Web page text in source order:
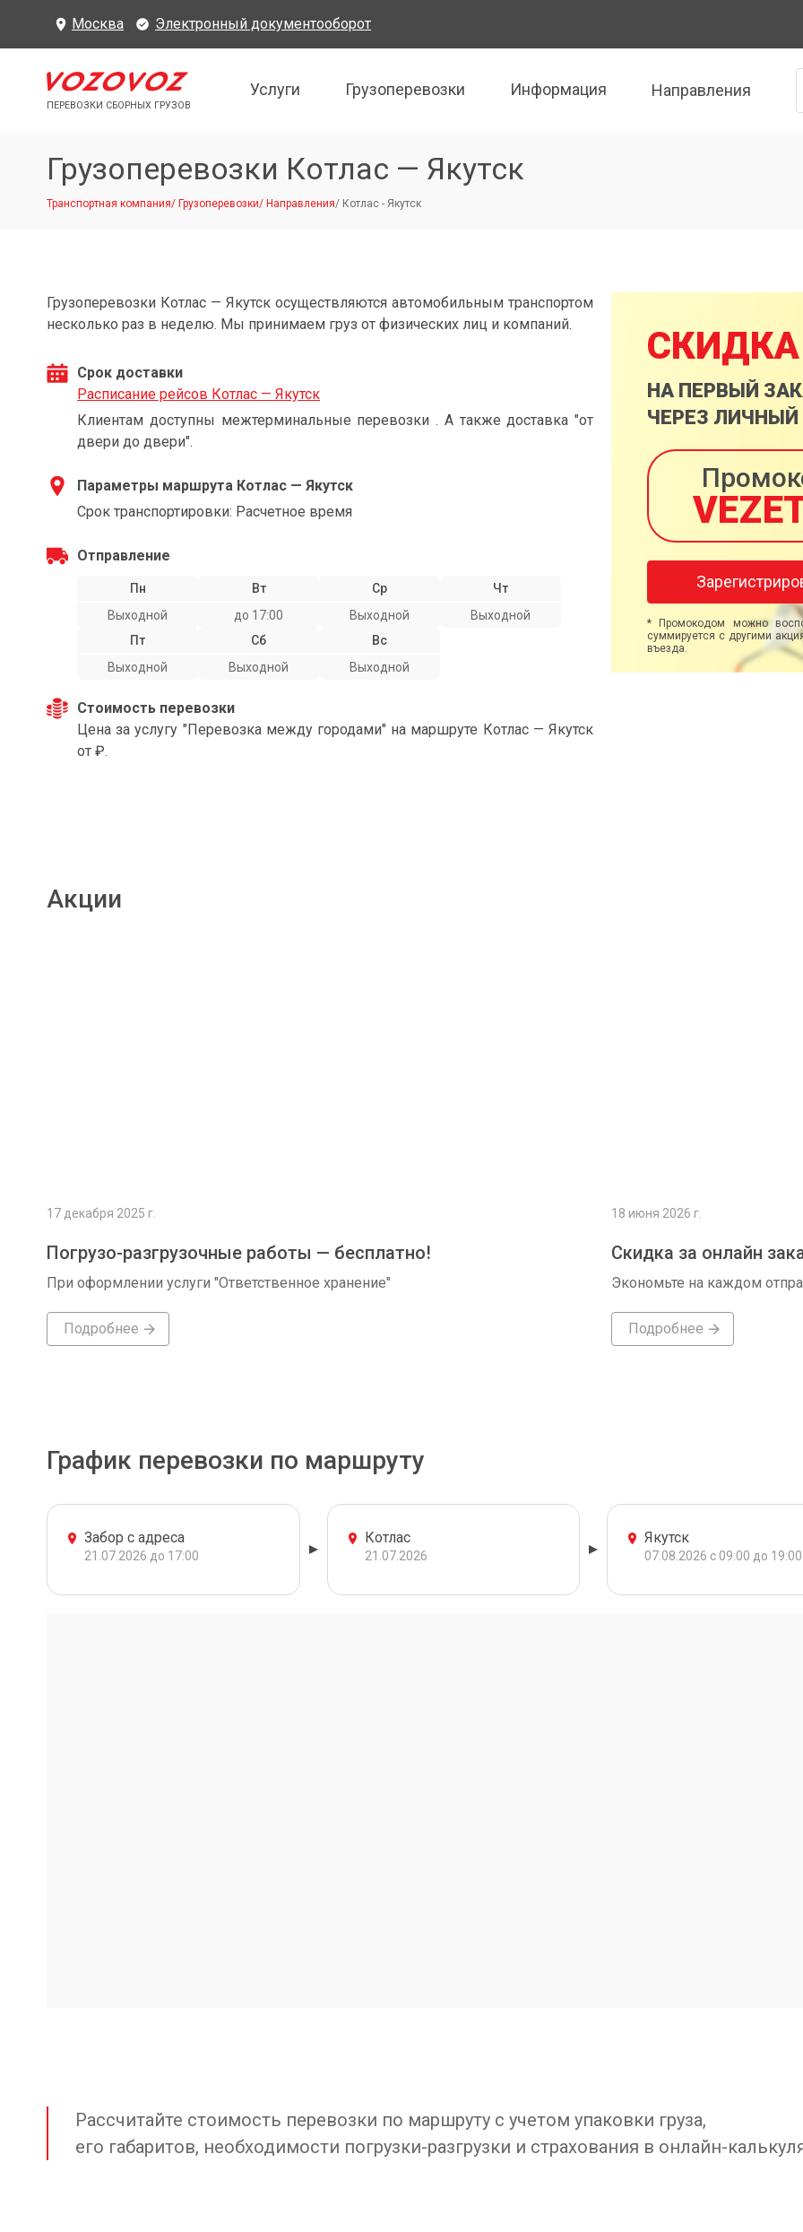
Москва Электронный документооборот
ПЕРЕВОЗКИ СБОРНЫХ ГРУЗОВ
Услуги Грузоперевозки Информация Направления
Грузоперевозки Котлас — Якутск
Транспортная компания/ Грузоперевозки/ Направления/ Котлас - Якутск
Грузоперевозки Котлас — Якутск осуществляются автомобильным транспортом
несколько раз в неделю. Мы принимаем груз от физических лиц и компаний.
Срок доставки
Расписание рейсов Котлас — Якутск
Клиентам доступны межтерминальные перевозки . А также доставка "от
двери до двери".
Параметры маршрута Котлас — Якутск
Срок транспортировки: Расчетное время
Отправление
Пн
Выходной
Вт
до 17:00
Ср
Выходной
Чт
Выходной
Пт
Выходной
Сб
Выходной
Вс
Выходной
Стоимость перевозки
Цена за услугу "Перевозка между городами" на маршруте Котлас — Якутск
от ₽.
СКИДКА
НА ПЕРВЫЙ
ЧЕРЕЗ ЛИЧНЫЙ
* Промокодом можно
суммируется с другими
въезда.
Акции
17 декабря 2025 г.
Погрузо-разгрузочные работы — бесплатно!
При оформлении услуги "Ответственное хранение"
Подробнее
18 июня 2026 г.
Скидка за онлайн
Экономьте на каждом
Подробнее
График перевозки по маршруту
Забор с адреса
21.07.2026 до 17:00
Котлас
21.07.2026
Якутск
07.08.2026 с 09:00 до 19:00
Рассчитайте стоимость перевозки по маршруту с учетом упаковки груза,
его габаритов, необходимости погрузки-разгрузки и страхования в онлайн-